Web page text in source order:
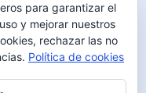
para garantizar el
y mejorar nuestros
rechazar las no
Política de cookies